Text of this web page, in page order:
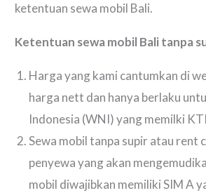
ketentuan sewa mobil Bali.
Ketentuan sewa mobil Bali tanpa
Harga yang kami cantumkan di
harga nett dan hanya berlaku
Indonesia (WNI) yang memilki
Sewa mobil tanpa supir atau rent
penyewa yang akan
mobil diwajibkan memiliki SIM A